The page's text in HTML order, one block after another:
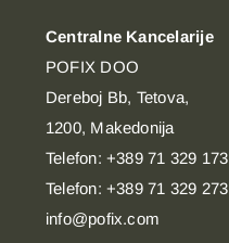
Centralne Kancelarije
POFIX DOO
Dereboj Bb, Tetova,
1200, Makedonija
Telefon: +389 71 329 173
Telefon: +389 71 329 273
info@pofix.com